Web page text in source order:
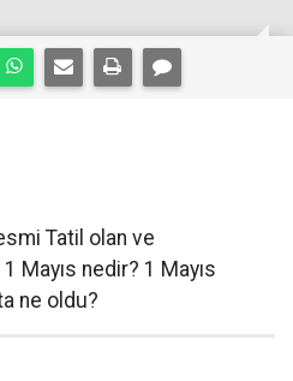
Tatil olan ve
Mayıs nedir? 1 Mayıs
ne oldu?